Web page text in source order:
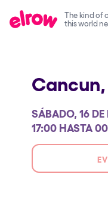
The kind of
this world
elrow Ibiza x
elrow Town 2026
Snowrow
elrow Island
elrow Shop
Cancun,
SÁBADO, 16
17:00 HASTA